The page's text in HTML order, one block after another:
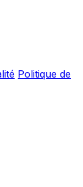
Politique de